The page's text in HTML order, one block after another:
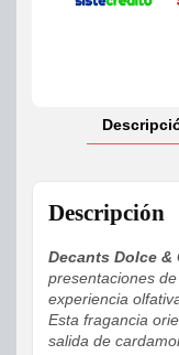
Descripción
Decants Dolce &
presentaciones
experiencia
Esta fragancia
salida de